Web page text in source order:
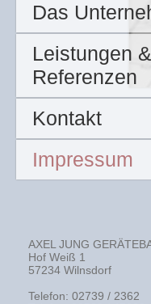
Das
Leistungen &
Referenzen
Kontakt
Impressum
AXEL JUNG
Hof Weiß 1
57234 Wilnsdorf
Telefon: 02739 / 2362